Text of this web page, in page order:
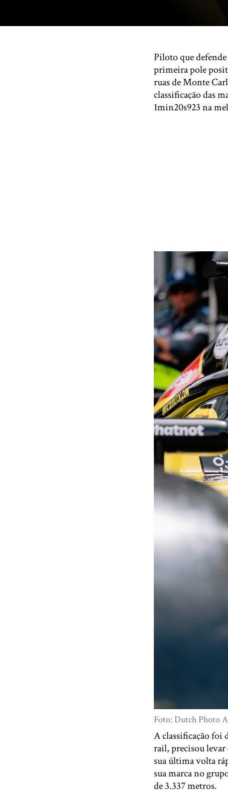
Piloto que
primeira pole
ruas de Monte
classificação das
1min20s923 na
Foto: Dutch Photo
A classificação foi
rail, precisou levar
sua última volta
sua marca no
de 3.337 metros.